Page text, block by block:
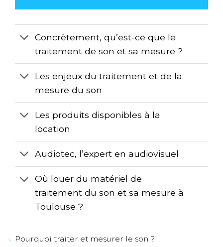
Concrètement, qu’est-ce que le
traitement de son et sa mesure ?
Les enjeux du traitement et de la
mesure du son
Les produits disponibles à la
location
Audiotec, l’expert en audiovisuel
Où louer du matériel de
traitement du son et sa mesure à
Toulouse ?
Pourquoi traiter et mesurer le son ?